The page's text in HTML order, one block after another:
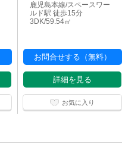
鹿児島本線/スペースワー
ルド駅 徒歩15分
3DK/59.54㎡
お問合せする（無料）
詳細を見る
お気に入り